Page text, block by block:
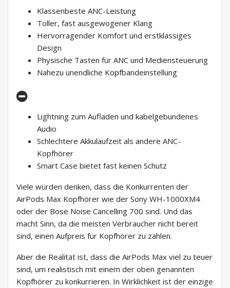
Klassenbeste ANC-Leistung
Toller, fast ausgewogener Klang
Hervorragender Komfort und erstklassiges
Design
Physische Tasten für ANC und Mediensteuerung
Nahezu unendliche Kopfbandeinstellung
Lightning zum Aufladen und kabelgebundenes
Audio
Schlechtere Akkulaufzeit als andere ANC-
Kopfhörer
Smart Case bietet fast keinen Schutz
Viele würden denken, dass die Konkurrenten der
AirPods Max Kopfhörer wie der Sony WH-1000XM4
oder der Bose Noise Cancelling 700 sind. Und das
macht Sinn, da die meisten Verbraucher nicht bereit
sind, einen Aufpreis für Kopfhörer zu zahlen.
Aber die Realität ist, dass die AirPods Max viel zu teuer
sind, um realistisch mit einem der oben genannten
Kopfhörer zu konkurrieren. In Wirklichkeit ist der einzige